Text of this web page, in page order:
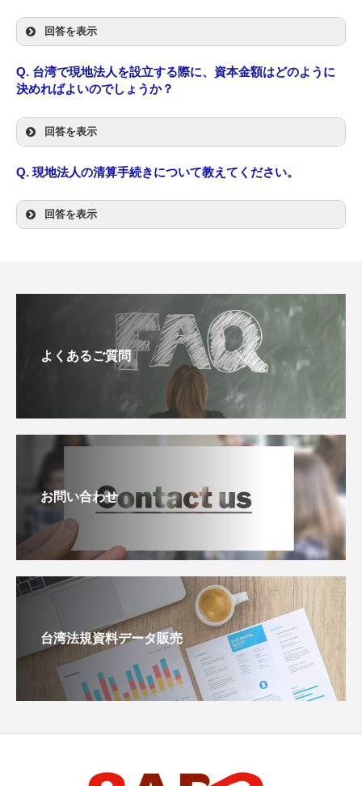
回答を表示
Q. 台湾で現地法人を設立する際に、資本金額はどのように
決めればよいのでしょうか？
回答を表示
Q. 現地法人の清算手続きについて教えてください。
回答を表示
よくあるご質問
お問い合わせ
台湾法規資料データ販売